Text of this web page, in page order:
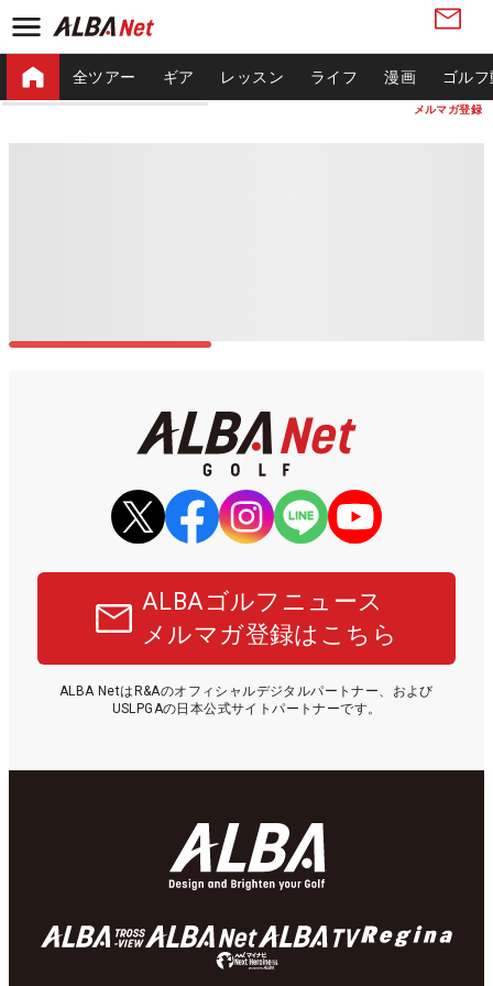
メルマガ登録
全ツアー ギア レッスン ライフ 漫画 ゴル
ALBAゴルフニュース
メルマガ登録はこちら
ALBA NetはR&Aのオフィシャルデジタルパートナー、および
USLPGAの日本公式サイトパートナーです。